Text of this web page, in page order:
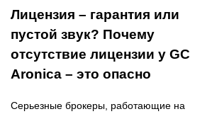
Лицензия – гарантия или
пустой звук? Почему
отсутствие лицензии у GC
Aronica – это опасно
Серьезные брокеры, работающие на